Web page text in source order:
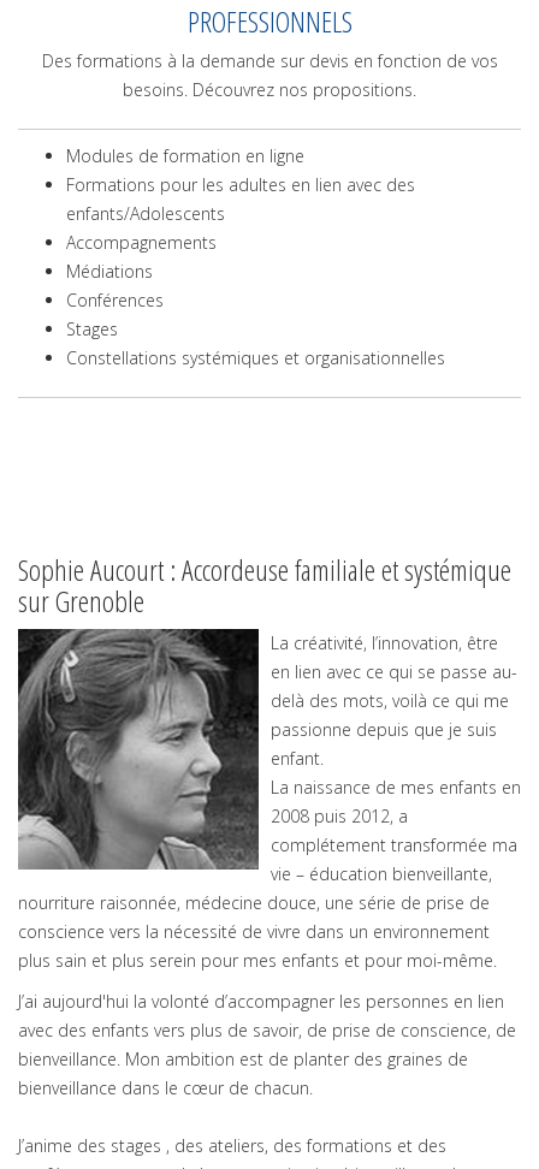
PROFESSIONNELS
Des formations à la demande sur devis en fonction de vos
besoins. Découvrez nos propositions.
Modules de formation en ligne
Formations pour les adultes en lien avec des
enfants/Adolescents
Accompagnements
Médiations
Conférences
Stages
Constellations systémiques et organisationnelles
Sophie Aucourt : Accordeuse familiale et systémique
sur Grenoble
La créativité, l’innovation, être
en lien avec ce qui se passe au-
delà des mots, voilà ce qui me
passionne depuis que je suis
enfant.
La naissance de mes enfants en
2008 puis 2012, a
complétement transformée ma
vie – éducation bienveillante,
nourriture raisonnée, médecine douce, une série de prise de
conscience vers la nécessité de vivre dans un environnement
plus sain et plus serein pour mes enfants et pour moi-même.
J’ai aujourd'hui la volonté d’accompagner les personnes en lien
avec des enfants vers plus de savoir, de prise de conscience, de
bienveillance. Mon ambition est de planter des graines de
bienveillance dans le cœur de chacun.
J’anime des stages , des ateliers, des formations et des